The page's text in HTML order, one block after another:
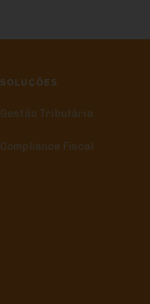
SOLUÇÕES
Gestão Tributária
Compliance Fiscal